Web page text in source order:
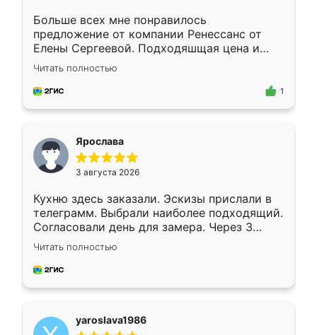
Больше всех мне понравилось
предложение от компании Ренессанс от
Елены Сергеевой. Подходяшщая цена и
короткие сроки изготовления. Приехавший
для замера сотрудник Владислав
предложил по моему эскизу самый
Читать полностью
1
Ярослава
3 августа 2026
Кухню здесь заказали. Эскизы прислали в
телеграмм. Выбрали наиболее подходящий.
Согласовали день для замера. Через 3
недели кухня была уже готова. Остались
довольны работой. Спасибо Ренессанс
мебель за качественную работу!
Читать полностью
yaroslava1986